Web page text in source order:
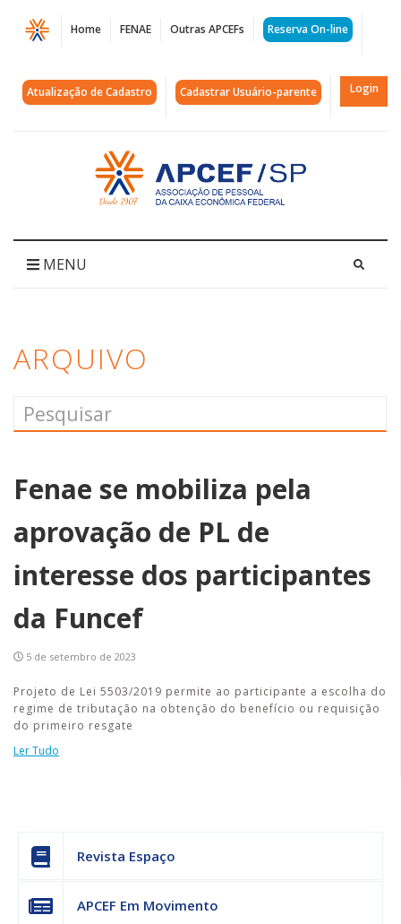
Página
Arquivos
PL
APCEF/SP
Home FENAE Outras APCEFs Reserva On-line
Atualização de Cadastro Cadastrar Usuário-parente Login
Acessar
página
inicial
MENU
ARQUIVO
Fenae se mobiliza pela
aprovação de PL de
interesse dos participantes
da Funcef
5 de setembro de 2023
Projeto de Lei 5503/2019 permite ao participante a escolha do
regime de tributação na obtenção do benefício ou requisição
do primeiro resgate
Ler Tudo
Revista Espaço
APCEF Em Movimento